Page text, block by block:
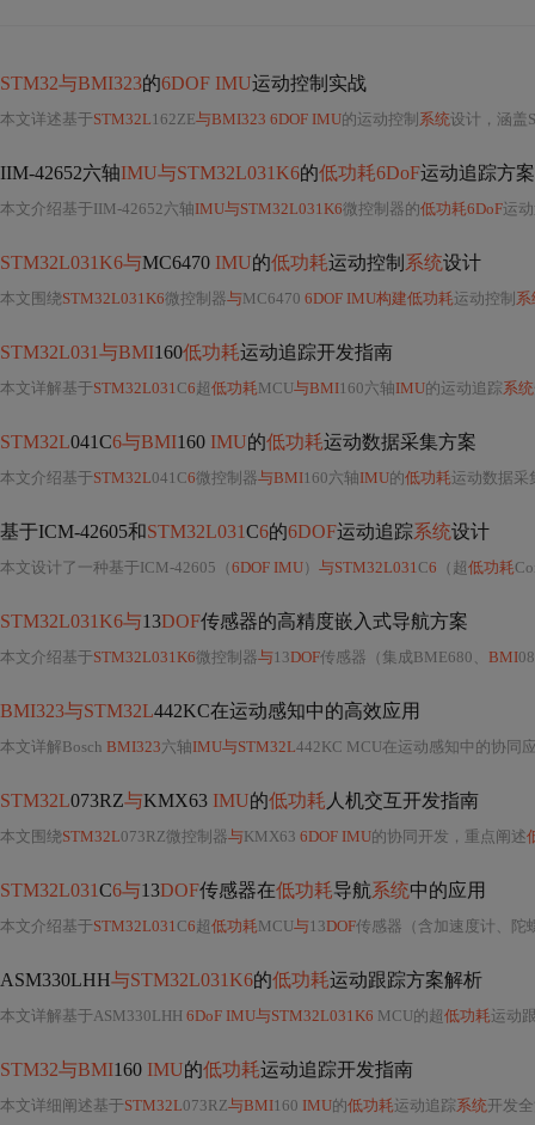
STM32与BMI323的6DOF IMU运动控制实战
本文详述基于STM32L 162ZE与BMI323 6DOF IMU的运动控制 系统设计，涵盖SPI硬件接
IIM-42652六轴IMU与STM32L031K6的低功耗6DoF运动追踪方案
本文介绍基于IIM-42652六轴IMU与STM32L031K6微控制器的低功耗6DoF运动追踪
STM32L031K6与MC6470 IMU的低功耗运动控制 系统设计
本文围绕STM32L031K6微控制器与MC6470 6DOF IMU构建低功耗运动控制 系
STM32L031与BMI160低功耗运动追踪开发指南
本文详解基于STM32L031C6超低功耗MCU与BMI160六轴IMU的运动追踪系统
STM32L041C6与BMI160 IMU的低功耗运动数据采集方案
本文介绍基于STM32L041C6微控制器与BMI160六轴IMU的低功耗运动数据采集方
基于ICM-42605和STM32L031C6的6DOF运动追踪系统设计
本文设计了一种基于ICM-42605（6DOF IMU） 与STM32L031C6 （超低功耗
STM32L031K6与13DOF传感器的高精度嵌入式导航方案
本文介绍基于STM32L031K6微控制器与13DOF传感器（集成BME680、 BMI088
BMI323与STM32L442KC在运动感知中的高效应用
本文详解Bosch BMI323 六轴IMU与STM32L442KC MCU在运动感知中的协同应
STM32L073RZ与KMX63 IMU的低功耗 人机交互开发指南
本文围绕STM32L073RZ微控制器与KMX63 6DOF IMU的协同开发，重点阐述
STM32L031C6与13DOF传感器在低功耗导航系统中的应用
本文介绍基于STM32L031C6超低功耗MCU与13DOF传感器（含加速度计、陀螺
ASM330LHH与STM32L031K6的低功耗运动跟踪方案解析
本文详解基于ASM330LHH 6DoF IMU与STM32L031K6 MCU的超低功耗运动
STM32与BMI160 IMU的低功耗运动追踪开发指南
本文详细阐述基于STM32L073RZ与BMI160 IMU的低功耗运动追踪系统开发全流